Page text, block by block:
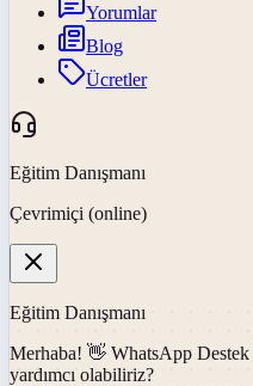
Yorumlar
Blog
Ücretler
Eğitim Danışmanı
Çevrimiçi (online)
Eğitim Danışmanı
Merhaba! 👋 WhatsApp Destek
yardımcı olabiliriz?